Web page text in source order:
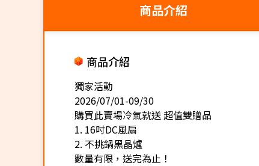
商品介紹
商品介紹
獨家活動
2026/07/01-09/30
購買此賣場冷氣就送 超值雙贈品
1. 16吋DC風扇
2. 不挑鍋黑晶爐
數量有限，送完為止！